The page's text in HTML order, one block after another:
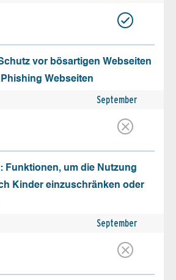
vor bösartigen Webseiten
Webseiten
September
Funktionen, um die Nutzung
Kinder einzuschränken oder
September